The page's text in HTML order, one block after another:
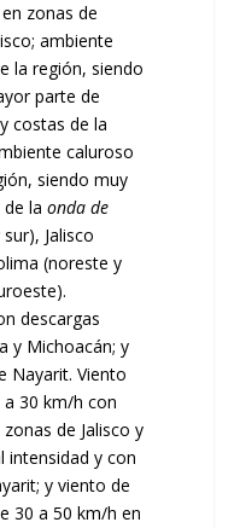
zonas de
ambiente
la región, siendo
parte de
costas de la
caluroso
siendo muy
la onda de
Jalisco
(noreste y
descargas
y Michoacán; y
Nayarit. Viento
30 km/h con
de Jalisco y
intensidad y con
y viento de
30 a 50 km/h en